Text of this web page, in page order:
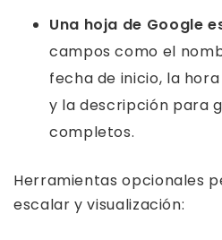
Una hoja de Google
campos como el
fecha de inicio, la
y la descripción para
completos.
Herramientas opcionales
escalar y visualización: